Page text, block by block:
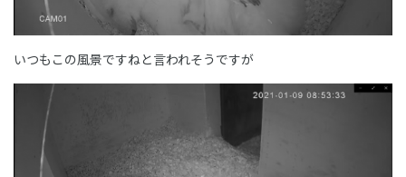
いつもこの風景ですねと言われそうですが